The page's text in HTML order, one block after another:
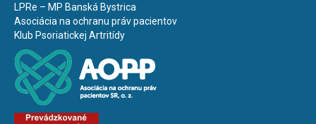
LPRe – MP Banská Bystrica
Asociácia na ochranu práv pacientov
Klub Psoriatickej Artritídy